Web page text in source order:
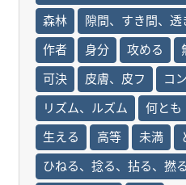
森林
隙間、すき間、
作者
身分 攻める
可決
皮膚、皮フ コ
リズム、ルズム
何とも
生える
高等 未満
ひねる、捻る、拈る、撚る